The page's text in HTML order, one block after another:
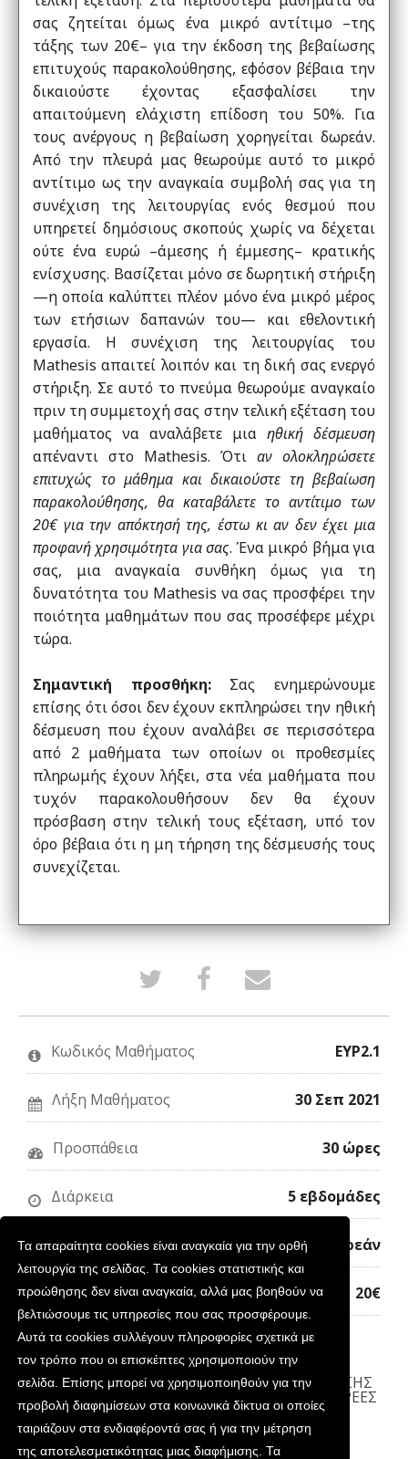
Τα απαραίτητα cookies είναι αναγκαία για την ορθή
λειτουργία της σελίδας. Τα cookies στατιστικής και
προώθησης δεν είναι αναγκαία, αλλά μας βοηθούν να
βελτιώσουμε τις υπηρεσίες που σας προσφέρουμε.
Αυτά τα cookies συλλέγουν πληροφορίες σχετικά με
τον τρόπο που οι επισκέπτες χρησιμοποιούν την
σελίδα. Επίσης μπορεί να χρησιμοποιηθούν για την
προβολή διαφημίσεων στα κοινωνικά δίκτυα οι οποίες
ταιριάζουν στα ενδιαφέροντά σας ή για την μέτρηση
της αποτελεσματικότητας μιας διαφήμισης. Τα
σας ζητείται όμως ένα μικρό αντίτιμο –της
τάξης των 20€– για την έκδοση της βεβαίωσης
επιτυχούς παρακολούθησης, εφόσον βέβαια την
δικαιούστε έχοντας εξασφαλίσει την
απαιτούμενη ελάχιστη επίδοση του 50%. Για
τους ανέργους η βεβαίωση χορηγείται δωρεάν.
Από την πλευρά μας θεωρούμε αυτό το μικρό
αντίτιμο ως την αναγκαία συμβολή σας για τη
συνέχιση της λειτουργίας ενός θεσμού που
υπηρετεί δημόσιους σκοπούς χωρίς να δέχεται
ούτε ένα ευρώ –άμεσης ή έμμεσης– κρατικής
ενίσχυσης. Βασίζεται μόνο σε δωρητική στήριξη
—η οποία καλύπτει πλέον μόνο ένα μικρό μέρος
των ετήσιων δαπανών του— και εθελοντική
εργασία. Η συνέχιση της λειτουργίας του
Mathesis απαιτεί λοιπόν και τη δική σας ενεργό
στήριξη. Σε αυτό το πνεύμα θεωρούμε αναγκαίο
πριν τη συμμετοχή σας στην τελική εξέταση του
μαθήματος να αναλάβετε μια ηθική δέσμευση
απέναντι στο Mathesis. Ότι αν ολοκληρώσετε
επιτυχώς το μάθημα και δικαιούστε τη βεβαίωση
παρακολούθησης, θα καταβάλετε το αντίτιμο των
20€ για την απόκτησή της, έστω κι αν δεν έχει μια
προφανή χρησιμότητα για σας. Ένα μικρό βήμα για
σας, μια αναγκαία συνθήκη όμως για τη
δυνατότητα του Mathesis να σας προσφέρει την
ποιότητα μαθημάτων που σας προσέφερε μέχρι
τώρα.
Σημαντική προσθήκη:Σας ενημερώνουμε
επίσης ότι όσοι δεν έχουν εκπληρώσει την ηθική
δέσμευση που έχουν αναλάβει σε περισσότερα
από 2 μαθήματα των οποίων οι προθεσμίες
πληρωμής έχουν λήξει, στα νέα μαθήματα που
τυχόν παρακολουθήσουν δεν θα έχουν
πρόσβαση στην τελική τους εξέταση, υπό τον
όρο βέβαια ότι η μη τήρηση της δέσμευσής τους
συνεχίζεται.
Tweetάρετε
ότι
έχετε
εγγραφεί
αυτό
το
μάθημα
Κοινοποιήστε
στη
σελίδα
σας
έχετε
εγγραφεί
αυτό
το
Στείλτε
E-
σε
του
ότι
έχετε
εγγραφεί
αυτό
τομάθημα
Κωδικός Μαθήματος ΕΥΡ2.1
Λήξη Μαθήματος 30 Σεπ 2021
Προσπάθεια 30 ώρες
Διάρκεια 5 εβδομάδες
Παρακολούθηση Δωρεάν
Κόστος Βεβαίωσης 20€
ΠΕΡΙ ΝΕΑ ΣΥΧΝΕΣ ΕΡΩΤΗΣΕΙΣ ΟΡΟΙ ΧΡΗΣΗΣ
ΠΡΟΣΩΠΙΚΑ ΔΕΔΟΜΕΝΑ ΕΠΙΚΟΙΝΩΝΙΑ ΔΩΡΕΕΣ
ΕΘΕΛΟΝΤΕΣ